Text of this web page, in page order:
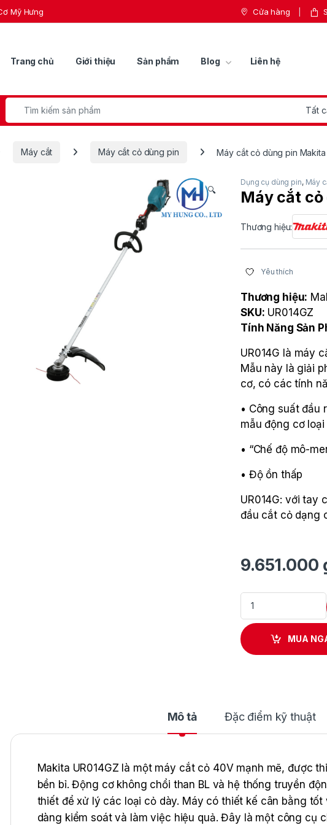
Mỹ Hưng Cửa hàng
Trang chủ Giới thiệu Sản phẩm Blog Liên hệ
Search for:
Máy cắt Máy cắt cỏ dùng pin Máy cắt cỏ dùng pin Makita
🔍
Dụng cụ dùng pin, Máy
Máy cắt cỏ
Thương hiệu:
Yêu thích
Thương hiệu:
SKU: UR014GZ
Tính Năng Sản
UR014G là máy
Mẫu này là giải
cơ, có các tính
• Công suất đầu
mẫu động cơ
• “Chế độ mô-
• Độ ồn thấp
UR014G: với tay
đầu cắt cỏ dạng
9.651.000
Máy cắt cỏ dùng pin
MUA
Mô tả Đặc điểm kỹ thuật
Makita UR014GZ là một máy cắt cỏ 40V mạnh mẽ, được
bền bỉ. Động cơ không chổi than BL và hệ thống truyền
thiết để xử lý các loại cỏ dày. Máy có thiết kế cân bằng
dàng kiểm soát và làm việc hiệu quả. Đây là một công cụ